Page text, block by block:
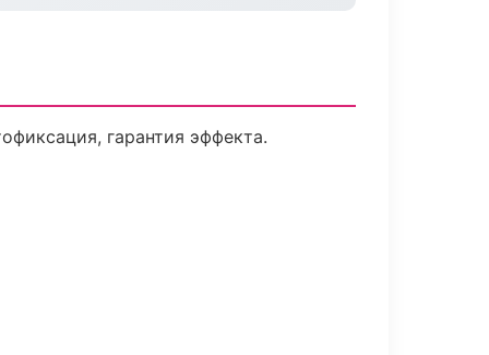
гарантия эффекта.